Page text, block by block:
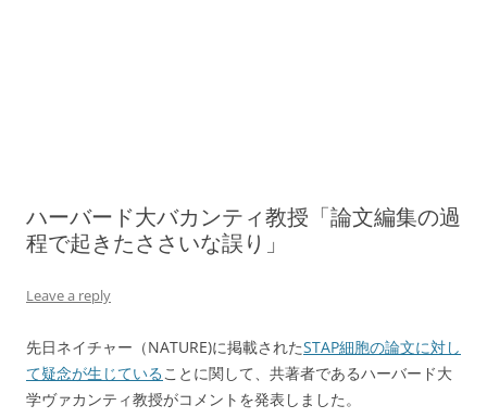
ハーバード大バカンティ教授「論文編集の過
程で起きたささいな誤り」
Leave a reply
先日ネイチャー（NATURE)に掲載されたSTAP細胞の論文に対し
て疑念が生じていることに関して、共著者であるハーバード大
学ヴァカンティ教授がコメントを発表しました。